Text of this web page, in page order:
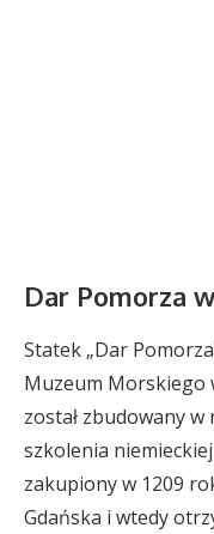
Dar Pomorza
Statek „Dar
Muzeum Morskiego
został zbudowany
szkolenia
zakupiony w 1209
Gdańska i wtedy